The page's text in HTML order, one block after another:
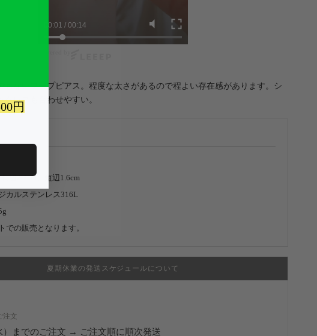
00:03 / 00:14
もないフープピアス。程度な太さがあるので程よい存在感があります。シ
クレスも合わせやすい。
辺2.3cm、短辺1.6cm
カルステンレス316L
での販売となります。
夏期休業の発送スケジュールについて
注文
）までのご注文 → ご注文順に順次発送
円